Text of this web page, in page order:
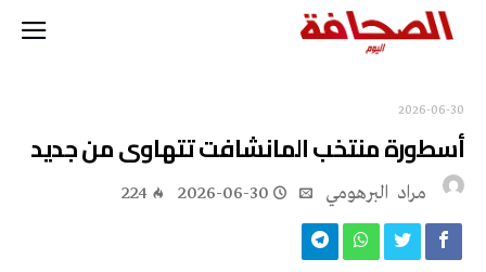
2026-06-30
أسطورة منتخب المانشافت تتهاوى من جديد
مراد‭ ‬ البرهومي 2026-06-30
224